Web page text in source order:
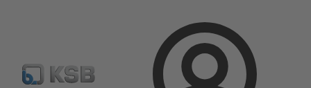
Conectare
Configurare produs Căutare piese de schimb standard